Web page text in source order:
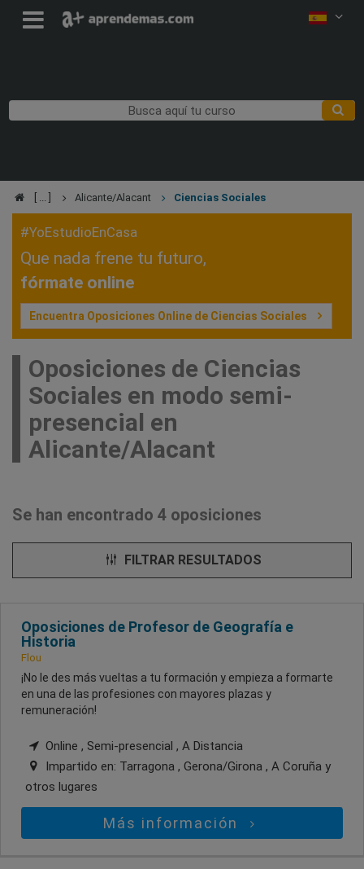
Alicante/Alacant Ciencias Sociales
#YoEstudioEnCasa
Que nada frene tu futuro,
fórmate online
Encuentra Oposiciones Online de Ciencias Sociales
Oposiciones de Ciencias
Sociales en modo semi-
presencial en
Alicante/Alacant
Se han encontrado 4 oposiciones
FILTRAR RESULTADOS
Oposiciones de Profesor de Geografía e
Historia
Flou
¡No le des más vueltas a tu formación y empieza a formarte
en una de las profesiones con mayores plazas y
remuneración!
Online , Semi-presencial , A Distancia
Impartido en: Tarragona , Gerona/Girona , A Coruña y
otros lugares
Más información